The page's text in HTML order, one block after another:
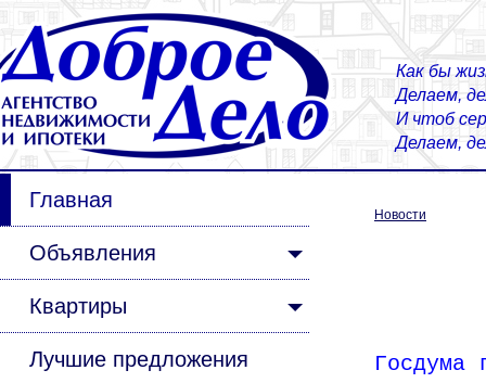
Как бы
Делаем,
И чтоб
Делаем,
Главная
Объявления
Квартиры
Лучшие предложения
Новости
Госдума